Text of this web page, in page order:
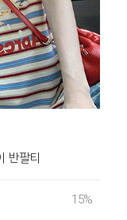
반팔티
15%